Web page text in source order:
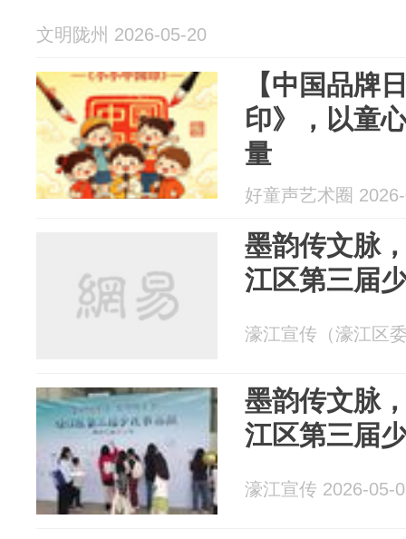
文明陇州 2026-05-20
【中国品牌
印》，以童
量
好童声艺术圈
墨韵传文脉
江区第三届
濠江宣传（濠江区
墨韵传文脉
江区第三届
濠江宣传 2026-05-